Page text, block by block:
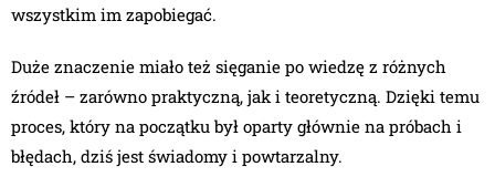
wszystkim im zapobiegać.
Duże znaczenie miało też sięganie po wiedzę z różnych
źródeł – zarówno praktyczną, jak i teoretyczną. Dzięki temu
proces, który na początku był oparty głównie na próbach i
błędach, dziś jest świadomy i powtarzalny.